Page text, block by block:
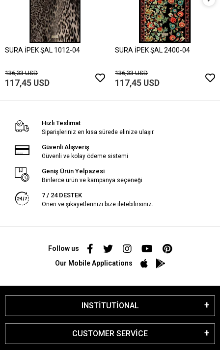
SURA İPEK ŞAL 1012-04
136,33 USD
117,45 USD
SURA İPEK ŞAL 2400-04
136,33 USD
117,45 USD
Hızlı Teslimat
Siparişleriniz en kısa sürede elinize ulaşır.
Güvenli Alışveriş
Güvenli ve kolay ödeme sistemi
Geniş Ürün Yelpazesi
Binlerce ürün ve kampanya seçeneği
7 / 24 DESTEK
Öneri ve şikayetlerinizi bize iletebilirsiniz.
Follow us
Our Mobile Applications
INSTİTUTİONAL
CUSTOMER SERVİCE